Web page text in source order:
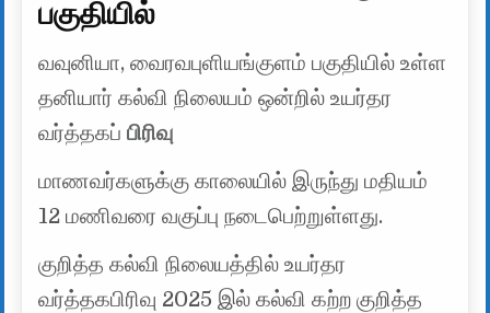
பகுதியில்
வவுனியா, வைரவபுளியங்குளம் பகுதியில் உள்ள
தனியார் கல்வி நிலையம் ஒன்றில் உயர்தர
வர்த்தகப்பிரிவு
மாணவர்களுக்கு காலையில் இருந்து மதியம்
12 மணிவரை வகுப்பு நடைபெற்றுள்ளது.
குறித்த கல்வி நிலையத்தில் உயர்தர
வர்த்தகபிரிவு 2025 இல் கல்வி கற்ற குறித்த